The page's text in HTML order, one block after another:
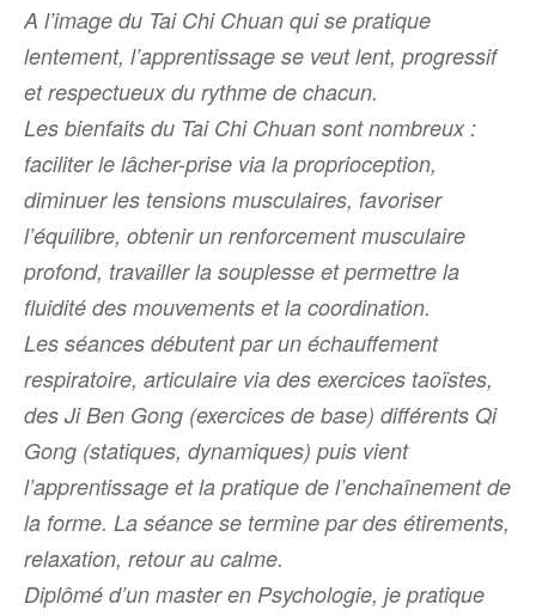
A l’image du Tai Chi Chuan qui se pratique
lentement, l’apprentissage se veut lent, progressif
et respectueux du rythme de chacun.
Les bienfaits du Tai Chi Chuan sont nombreux :
faciliter le lâcher-prise via la proprioception,
diminuer les tensions musculaires, favoriser
l’équilibre, obtenir un renforcement musculaire
profond, travailler la souplesse et permettre la
fluidité des mouvements et la coordination.
Les séances débutent par un échauffement
respiratoire, articulaire via des exercices taoïstes,
des Ji Ben Gong (exercices de base) différents Qi
Gong (statiques, dynamiques) puis vient
l’apprentissage et la pratique de l’enchaînement de
la forme. La séance se termine par des étirements,
relaxation, retour au calme.
Diplômé d’un master en Psychologie, je pratique